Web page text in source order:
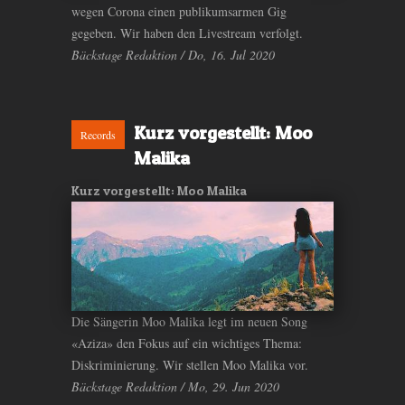
wegen Corona einen publikumsarmen Gig
gegeben. Wir haben den Livestream verfolgt.
Bäckstage Redaktion / Do, 16. Jul 2020
Records
Kurz vorgestellt: Moo
Malika
Kurz vorgestellt: Moo Malika
Die Sängerin Moo Malika legt im neuen Song
«Aziza» den Fokus auf ein wichtiges Thema:
Diskriminierung. Wir stellen Moo Malika vor.
Bäckstage Redaktion / Mo, 29. Jun 2020